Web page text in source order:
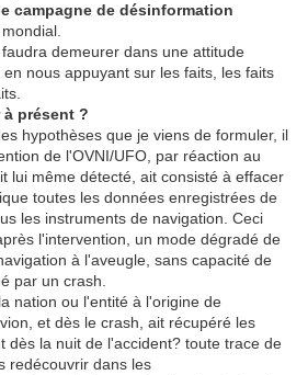
campagne de désinformation
demeurer dans une attitude
nous appuyant sur les faits, les faits
présent ?
hypothèses que je viens de formuler, il
de l'OVNI/UFO, par réaction au
lui même détecté, ait consisté à effacer
toutes les données enregistrées de
les instruments de navigation. Ceci
l'intervention, un mode dégradé de
à l'aveugle, sans capacité de
par un crash.
nation ou l'entité à l'origine de
et dès le crash, ait récupéré les
dès la nuit de l'accident? toute trace de
redécouvrir dans les